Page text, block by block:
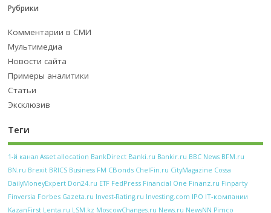
Рубрики
Комментарии в СМИ
Мультимедиа
Новости сайта
Примеры аналитики
Статьи
Эксклюзив
Теги
1-й канал Asset allocation BankDirect Banki.ru Bankir.ru BBC News BFM.ru
BN.ru Brexit BRICS Business FM CBonds ChelFin.ru CityMagazine Cossa
DailyMoneyExpert Don24.ru ETF FedPress Financial One Finanz.ru Finparty
Finversia Forbes Gazeta.ru Invest-Rating.ru Investing.com IPO IT-компании
KazanFirst Lenta.ru LSM.kz MoscowChanges.ru News.ru NewsNN Pimco